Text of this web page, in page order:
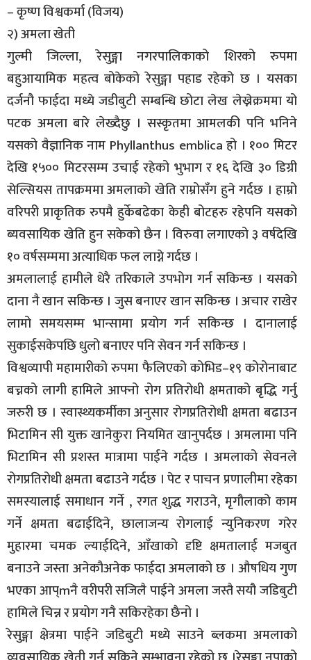
– कृष्ण विश्वकर्मा (विजय)
२) अमला खेती
गुल्मी जिल्ला, रेसुङ्गा नगरपालिकाको शिरको रुपमा
बहुआयामिक महत्व बोकेको रेसुङ्गा पहाड रहेको छ । यसका
दर्जनौ फाईदा मध्ये जडीबुटी सम्बन्धि छोटा लेख लेख्नेक्रममा यो
पटक अमला बारे लेख्दैछु । सस्कृतमा आमलकी पनि भनिने
यसको वैज्ञानिक नाम Phyllanthus emblica हो । १०० मिटर
देखि १५०० मिटरसम्म उचाई रहेको भुभाग र १६ देखि ३० डिग्री
सेल्सियस तापक्रममा अमलाको खेति राम्रोसँग हुने गर्दछ । हाम्रो
वरिपरी प्राकृतिक रुपमै हुर्केबढेका केही बोटहरु रहेपनि यसको
ब्यवसायिक खेति हुन सकेको छैन । विरुवा लगाएको ३ वर्षदेखि
१० वर्षसम्ममा अत्याधिक फल लाग्ने गर्दछ ।
अमलालाई हामीले धेरै तरिकाले उपभोग गर्न सकिन्छ । यसको
दाना नै खान सकिन्छ । जुस बनाएर खान सकिन्छ । अचार राखेर
लामो समयसम्म भान्सामा प्रयोग गर्न सकिन्छ । दानालाई
सुकाईसकेपछि धुलो बनाएर पनि सेवन गर्न सकिन्छ ।
विश्वव्यापी महामारीको रुपमा फैलिएको कोभिड–१९ कोरोनाबाट
बच्नको लागी हामिले आफ्नो रोग प्रतिरोधी क्षमताको बृद्धि गर्नु
जरुरी छ । स्वास्थ्यकर्मीका अनुसार रोगप्रतिरोधी क्षमता बढाउन
भिटामिन सी युक्त खानेकुरा नियमित खानुपर्दछ । अमलामा पनि
भिटामिन सी प्रशस्त मात्रामा पाईने गर्दछ । अमलाको सेवनले
रोगप्रतिरोधी क्षमता बढाउने गर्दछ । पेट र पाचन प्रणालीमा रहेका
समस्यालाई समाधान गर्ने , रगत शुद्ध गराउने, मृगौलाको काम
गर्ने क्षमता बढाईदिने, छालाजन्य रोगलाई न्युनिकरण गरेर
मुहारमा चमक ल्याईदिने, आँखाको दृष्टि क्षमतालाई मजबुत
बनाउने जस्ता अनेकौअनेक फाईदा अमलाको छ । औषधिय गुण
भएका आप्mनै वरीपरी सजिलै पाईने अमला जस्तै सयौ जडिबुटी
हामिले चिन्न र प्रयोग गनै सकिरहेका छैनो ।
रेसुङ्गा क्षेत्रमा पाईने जडिबुटी मध्ये साउने ब्लकमा अमलाको